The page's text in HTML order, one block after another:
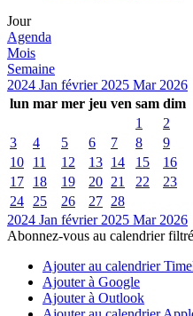
Jour
Agenda
Mois
Semaine
2024 Jan février 2025 Mar 2026
lun mar mer jeu ven sam dim
1
2
3
4 5 6 7 8
9
10
11 12 13 14 15
16
17
18 19 20 21 22
23
24
25 26 27 28
2024 Jan février 2025 Mar 2026
Abonnez-vous au calendrier filtré
Ajouter au calendrier
Ajouter à Google
Ajouter à Outlook